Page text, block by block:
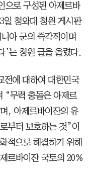
으로 구성된 아제르바
청와대 청원 게시판
아 군의 즉각적이며
’는 청원 글을 올렸다.
전에 대하여 대한민국
“무력 충돌은 아제르
, 아제르바이잔의 유
부터 보호하는 것”이
적으로 해결하기 위해
르바이잔 국토의 20%